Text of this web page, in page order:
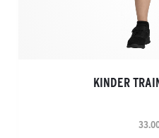
KINDER